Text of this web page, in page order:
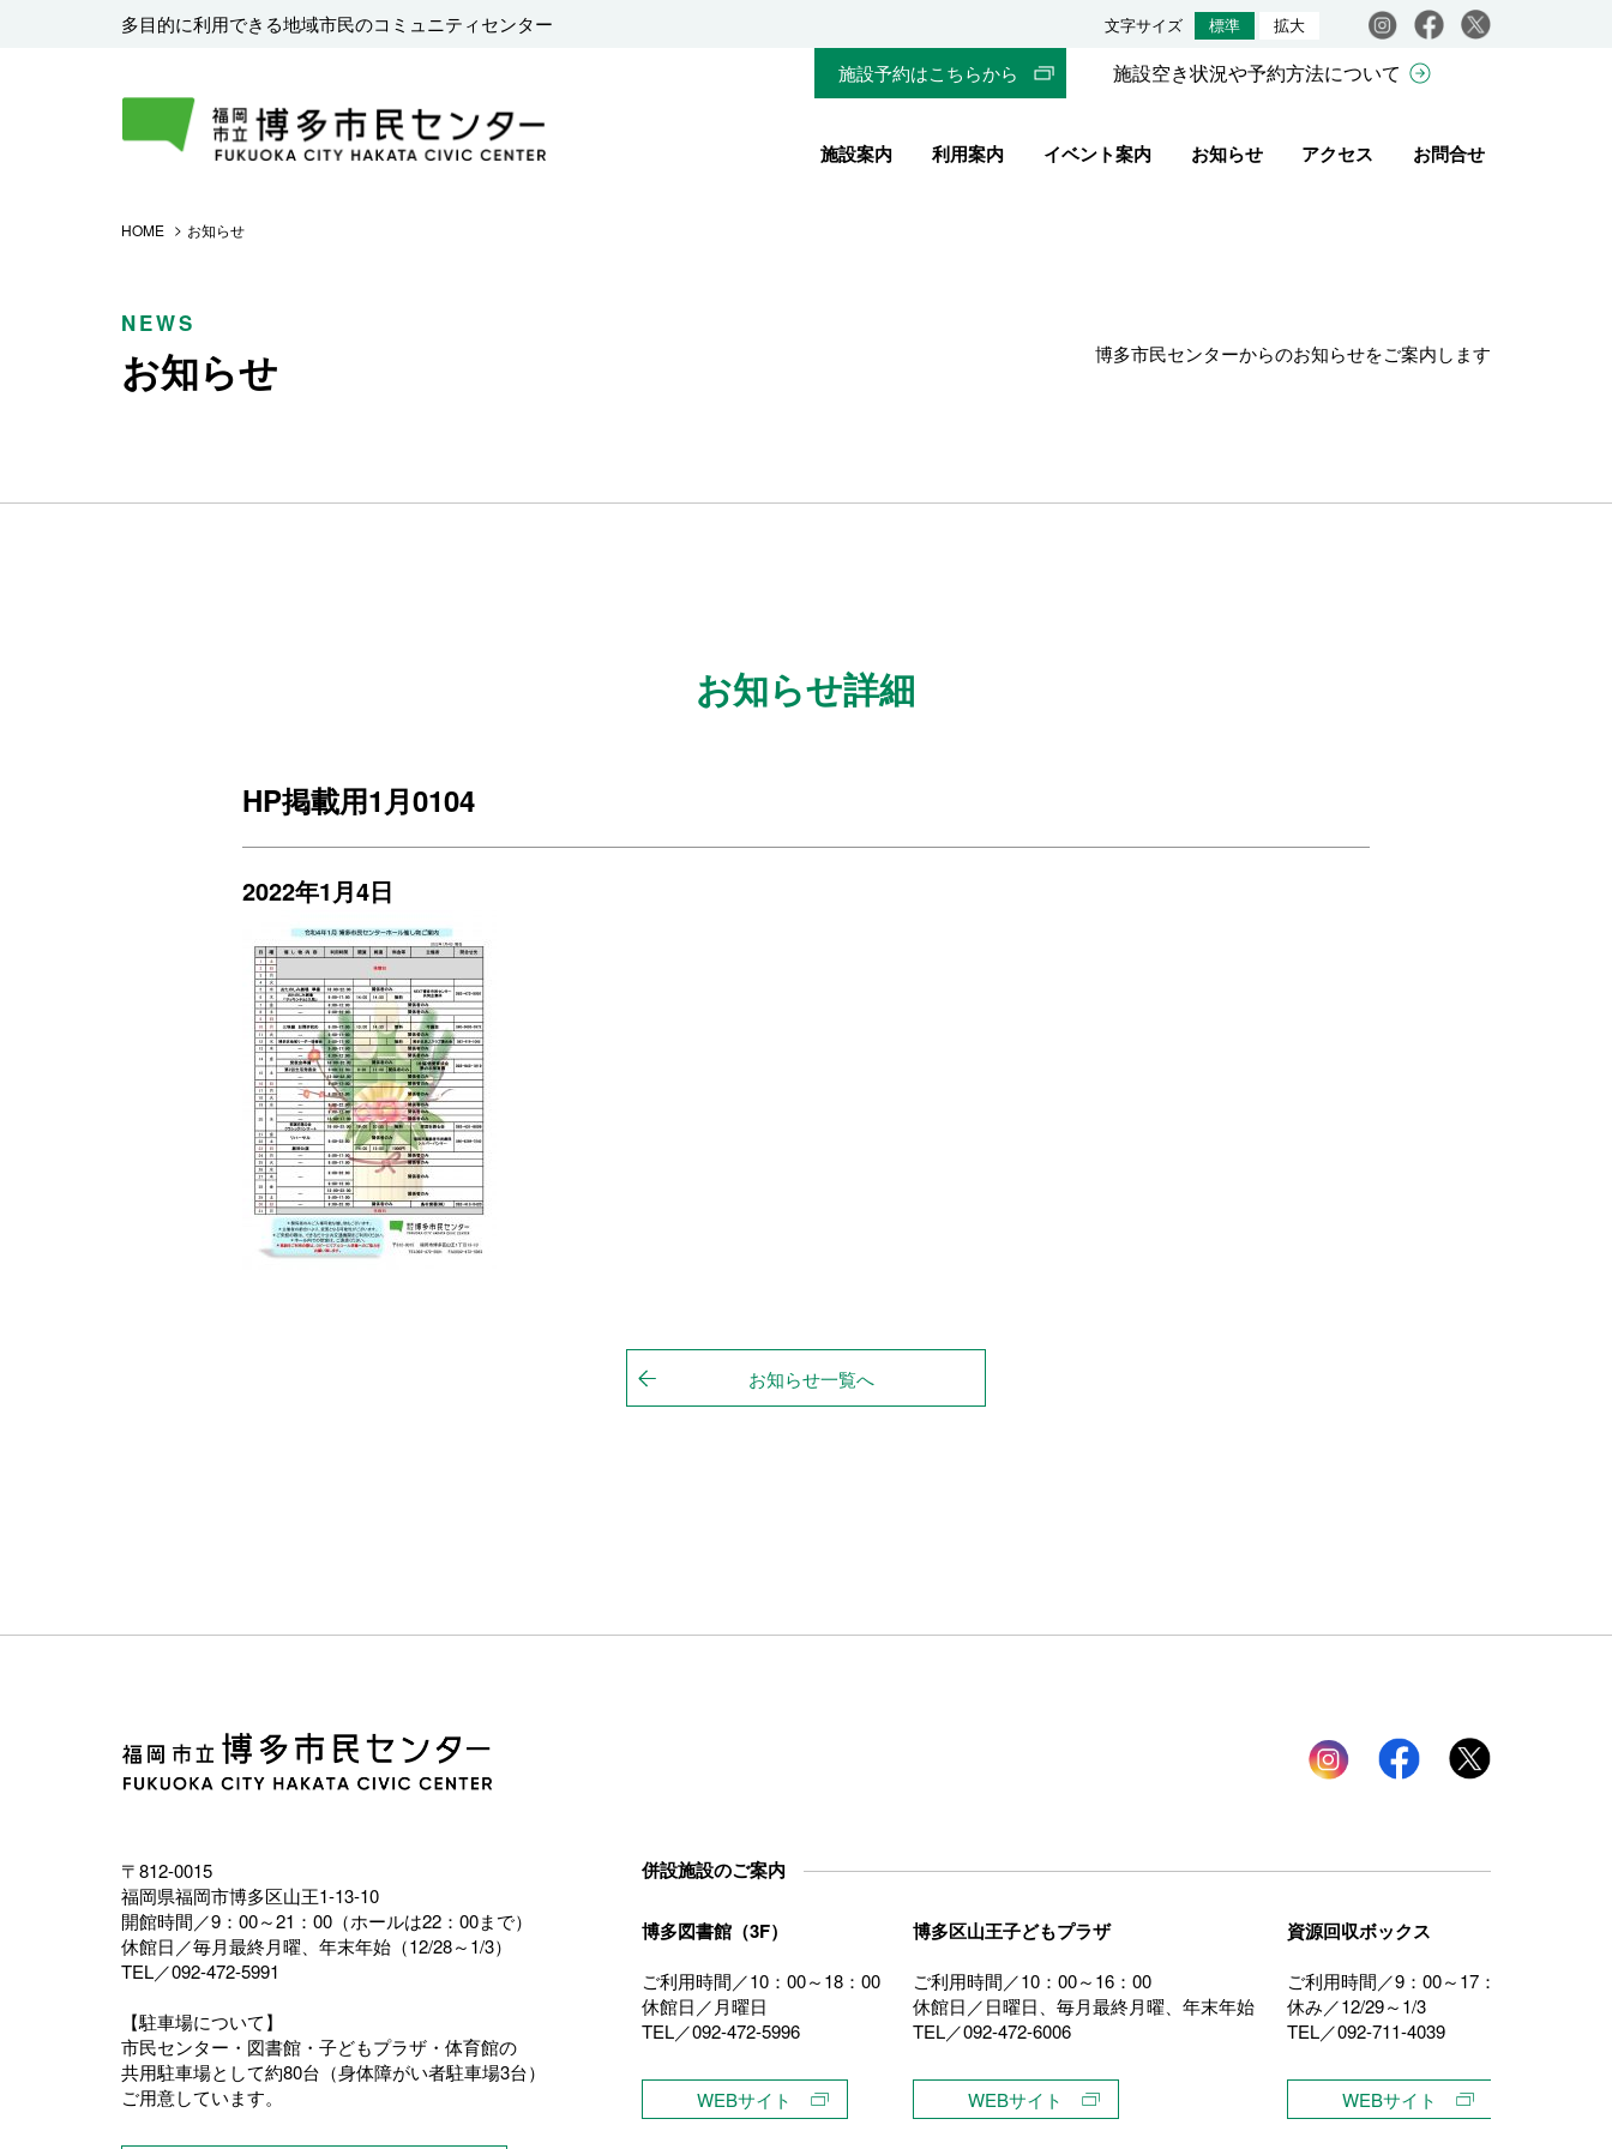
多目的に利用できる地域市民のコミュニティセンター 文字サイズ 標準 拡大 Instagramfacebook
施設予約はこちらから
施設空き状況や予約方法について
施設案内 利用案内 イベント案内 お知らせ アクセス お問合せ
HOME お知らせ
NEWS
お知らせ 博多市民センターからのお知らせをご案内します
お知らせ詳細
HP掲載用1月0104
2022年1月4日
お知らせ一覧へ
Instagram facebook
〒812-0015
福岡県福岡市博多区山王1-13-10
開館時間／9：00～21：00（ホールは22：00まで）
休館日／毎月最終月曜、年末年始（12/28～1/3）
TEL／092-472-5991
【駐車場について】
市民センター・図書館・子どもプラザ・体育館の
共用駐車場として約80台（身体障がい者駐車場3台）
ご用意しています。
併設施設のご案内
博多図書館（3F）
ご利用時間／10：00～18：00
休館日／月曜日
TEL／092-472-5996
WEBサイト
博多区山王子どもプラザ
ご利用時間／10：00～16：00
休館日／日曜日、毎月最終月曜、年末年始
TEL／092-472-6006
WEBサイト
資源回収ボックス
ご利用時間／9：00～17：00
休み／12/29～1/3
TEL／092-711-4039
WEBサイト